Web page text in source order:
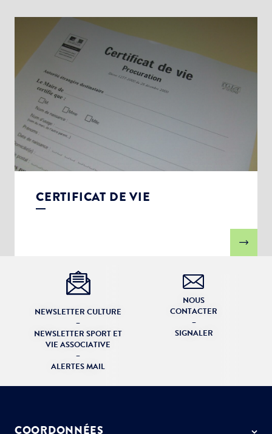
CERTIFICAT DE VIE
NEWSLETTER CULTURE
–
NEWSLETTER SPORT ET
VIE ASSOCIATIVE
–
ALERTES MAIL
NOUS
CONTACTER
–
SIGNALER
COORDONNÉES